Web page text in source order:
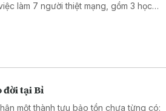
làm 7 người thiệt mạng, gồm 3 học
đời tại Bỉ
một thành tựu bảo tồn chưa từng có: